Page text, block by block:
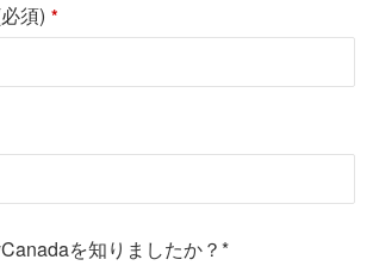
須) *
を知りましたか？*